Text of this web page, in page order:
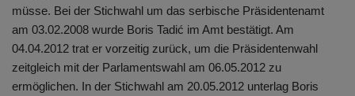
müsse. Bei der Stichwahl um das serbische Präsidentenamt
am 03.02.2008 wurde Boris Tadić im Amt bestätigt. Am
04.04.2012 trat er vorzeitig zurück, um die Präsidentenwahl
zeitgleich mit der Parlamentswahl am 06.05.2012 zu
ermöglichen. In der Stichwahl am 20.05.2012 unterlag Boris